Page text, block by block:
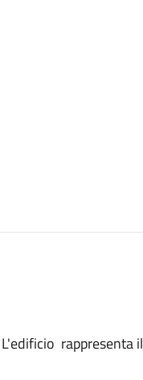
rappresenta il